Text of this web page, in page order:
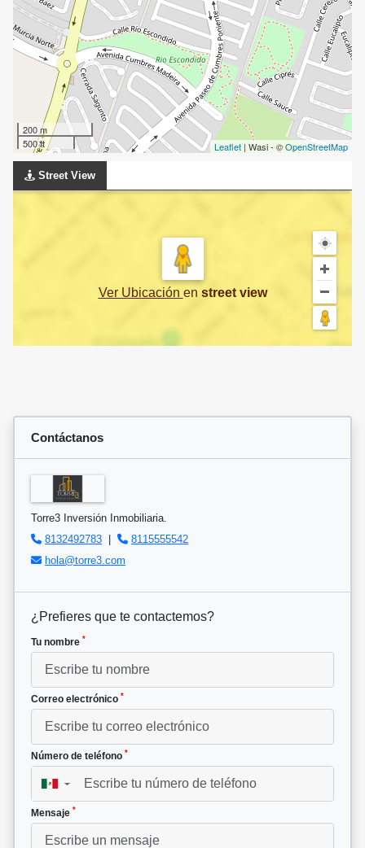
200 m
500 ft
Leaflet | Wasi - ©OpenStreetMap
Street View
Ver Ubicación en street view
Contáctanos
Torre3 Inversión Inmobiliaria.
8132492783 |
8115555542
hola@torre3.com
¿Prefieres que te contactemos?
Tu nombre *
Correo electrónico *
Número de teléfono *
▼
Mensaje *